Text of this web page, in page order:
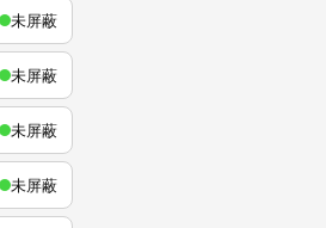
未屏蔽
未屏蔽
未屏蔽
未屏蔽